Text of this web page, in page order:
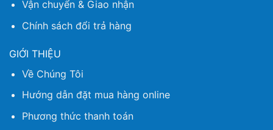
Vận chuyển & Giao nhận
Chính sách đổi trả hàng
GIỚI THIỆU
Về Chúng Tôi
Hướng dẫn đặt mua hàng online
Phương thức thanh toán